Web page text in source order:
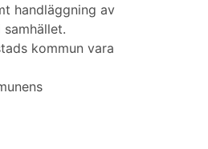
handläggning av
kommun vara